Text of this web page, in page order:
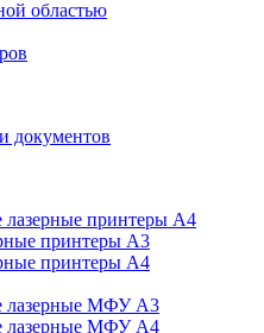
областью
документов
принтеры А4
принтеры А3
принтеры А4
лазерные МФУ А3
лазерные МФУ А4